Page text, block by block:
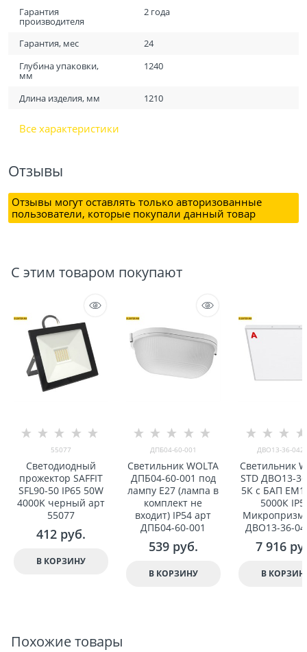
Гарантия
производителя
2 года
Гарантия, мес
24
Глубина упаковки,
мм
1240
Длина изделия, мм 1210
Все характеристики
Отзывы
Отзывы могут оставлять только авторизованные
пользователи, которые покупали данный товар
С этим товаром покупают
55077
Светодиодный
прожектор SAFFIT
SFL90-50 IP65 50W
4000K черный арт
55077
412 руб.
В КОРЗИНУ
ДПБ04-60-001
Светильник WOLTA
ДПБ04-60-001 под
лампу E27 (лампа в
комплект не
вxодит) IP54 арт
ДПБ04-60-001
539 руб.
В КОРЗИНУ
ДВО13-36-
Светильник
STD ДВО13-
5К с БАП
5000К
ДВО13-36-
7 916
В
Похожие товары